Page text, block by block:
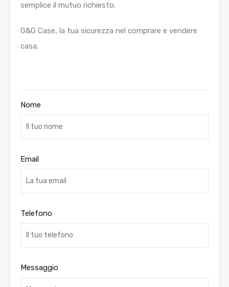
semplice il mutuo richiesto.
G&G Case, la tua sicurezza nel comprare e vendere
casa.
Nome
Email
Telefono
Messaggio